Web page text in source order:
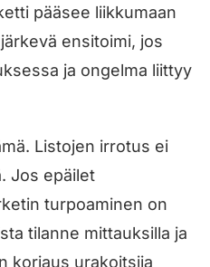
pääsee liikkumaan
ensitoimi, jos
ja ongelma liittyy
Listojen irrotus ei
Jos epäilet
turpoaminen on
tilanne mittauksilla ja
korjaus urakoitsija